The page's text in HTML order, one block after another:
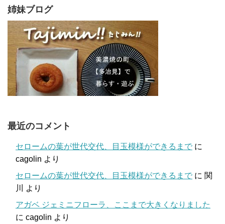
姉妹ブログ
最近のコメント
セロームの葉が世代交代、目玉模様ができるまで に
cagolin より
セロームの葉が世代交代、目玉模様ができるまで に 関
川
より
アガベ ジェミニフローラ、ここまで大きくなりました
に cagolin より